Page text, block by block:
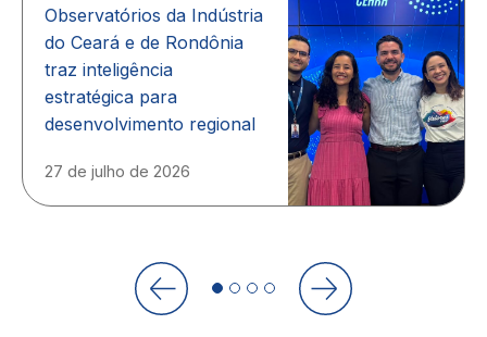
Observatórios da Indústria
do Ceará e de Rondônia
traz inteligência
estratégica para
desenvolvimento regional
27 de julho de 2026